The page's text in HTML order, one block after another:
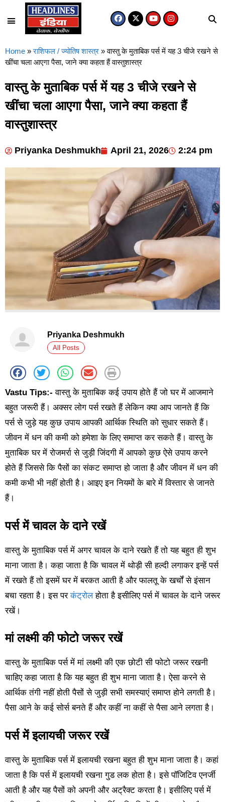
Home » राशिफल / ज्योतिष शास्त्र »वास्तु के मुताबिक पर्स में यह 3 चीजे रखने से
खींचा चला आएगा पैसा, जाने क्या कहता हैं वास्तुशास्त्र
वास्तु के मुताबिक पर्स में यह 3 चीजे रखने से
खींचा चला आएगा पैसा, जाने क्या कहता हैं
वास्तुशास्त्र
Priyanka Deshmukh April 21, 2026 2:24 pm
Priyanka Deshmukh
All Posts
Vastu Tips:- वास्तु के मुताबिक कई उपाय होते हैं जो घर में आजमाने
बहुत जरूरी हैं। अक्सर लोग पर्स रखते हैं लेकिन क्या आप जानते हैं कि
पर्स से जुड़े यह कुछ उपाय आपकी आर्थिक स्थिति को सुधार सकते हैं।
जीवन में धन की कमी को हमेशा के लिए समाप्त कर सकते हैं। वास्तु के
मुताबिक घर में रोजमर्रा से जुड़ी जिंदगी में आपको कुछ ऐसे उपाय करने
होते हैं जिससे कि पैसों का संकट समाप्त हो जाता है और जीवन में धन की
कमी कभी भी नहीं होती है। आइए इन नियमों के बारे में विस्तार से जानते
हैं।
पर्स में चावल के दाने रखें
वास्तु के मुताबिक पर्स में अगर चावल के दाने रखते हैं तो यह बहुत ही शुभ
माना जाता है। कहा जाता है कि चावल में थोड़ी सी हल्दी लगाकर इन्हें पर्स
में रखते हैं तो इसमें घर में बरकत आती है और फालतू के खर्चों से इंसान
बचा रहता है। इस परकंट्रोलहोता है इसीलिए पर्स में चावल के दाने जरूर
रखें।
मां लक्ष्मी की फोटो जरूर रखें
वास्तु के मुताबिक पर्स में मां लक्ष्मी की एक छोटी सी फोटो जरूर रखनी
चाहिए कहा जाता है कि यह बहुत ही शुभ माना जाता है। ऐसा करने से
आर्थिक तंगी नहीं होती पैसों से जुड़ी सभी समस्याएं समाप्त होने लगती है।
पैसा आने के कई सोर्स बनते हैं और कहीं ना कहीं से पैसा आने लगता है।
पर्स में इलायची जरूर रखें
वास्तु के मुताबिक पर्स में इलायची रखना बहुत ही शुभ माना जाता है। कहां
जाता है कि पर्स में इलायची रखना गुड लक होता है। इसे पॉजिटिव एनर्जी
आती है और यह पैसों को अपनी और अट्रैक्ट करता है। इसीलिए पर्स में